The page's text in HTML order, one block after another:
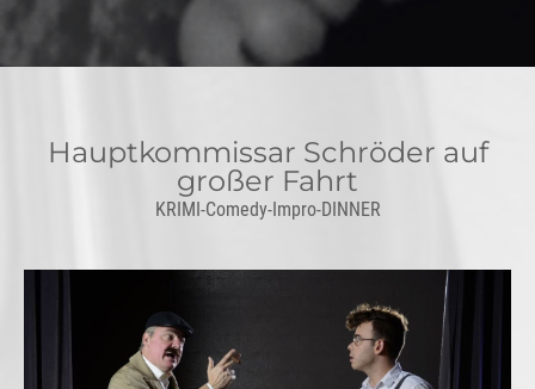
Hauptkommissar Schröder auf
großer Fahrt
KRIMI-Comedy-Impro-DINNER